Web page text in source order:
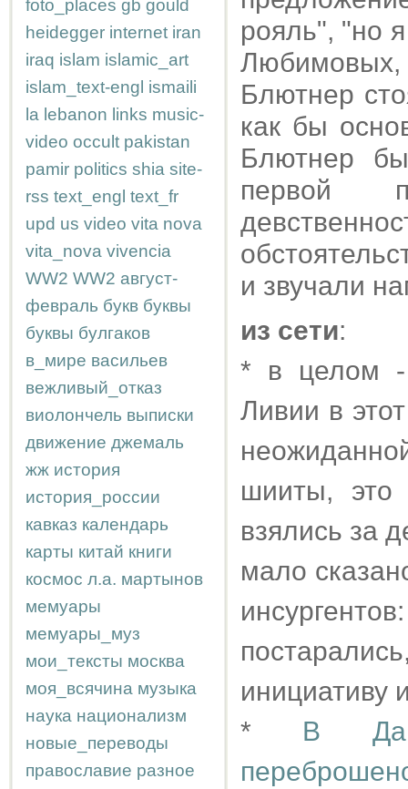
foto_places gb gould
heidegger internet iran
iraq islam islamic_art
islam_text-engl ismaili
la lebanon links music-
video occult pakistan
pamir politics shia site-
rss text_engl text_fr
upd us video vita nova
vita_nova vivencia
WW2 WW2 август-
февраль букв буквы
буквы булгаков
в_мире васильев
вежливый_отказ
виолончель выписки
движение джемаль
жж история
история_россии
кавказ календарь
карты китай книги
космос л.а. мартынов
мемуары
мемуары_муз
мои_тексты москва
моя_всячина музыка
наука национализм
новые_переводы
православие разное
рояль", "но
Блютнер
как бы
Блютнер
первой
и звучали
из сети:
* в целом -
Ливии в
шииты, это
взялись за
мало
инициативу
* В